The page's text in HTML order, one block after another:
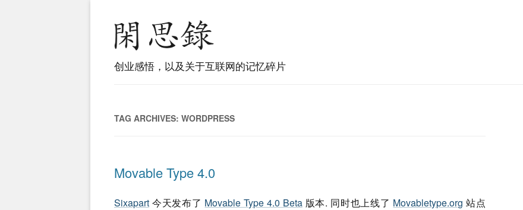
创业感悟，以及关于互联网的记忆碎片
TAG ARCHIVES: WORDPRESS
Movable Type 4.0
Sixapart 今天发布了 Movable Type 4.0 Beta版本. 同时也上线了 Movabletype.org 站点